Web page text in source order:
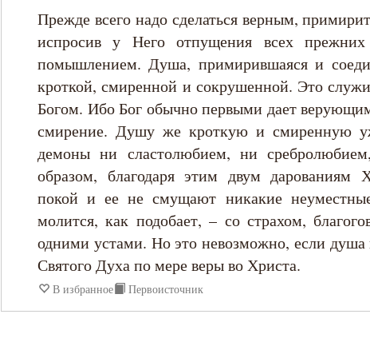
Иосиф Оптинский (Литовкин)
Исаак Сирин Ниневийский
Исидор Пелусиот
Исихий Иерусалимский
Киприан Карфагенский
Кирилл Иерусалимский
Макарий Великий
Прежде всего надо сделаться верным,
испросив у Него отпущения всех
помышлением. Душа, примирившаяся и
кроткой, смиренной и сокрушенной. Это
Богом. Ибо Бог обычно первыми дает
смирение. Душу же кроткую и смиренную
демоны ни сластолюбием, ни
образом, благодаря этим двум дарованиям
покой и ее не смущают никакие
молится, как подобает, – со страхом,
одними устами. Но это невозможно, если душа
Святого Духа по мере веры во Христа.
В избранное Первоисточник